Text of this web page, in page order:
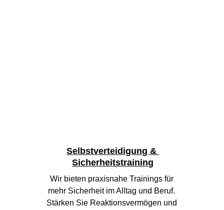
Selbstverteidigung &
Sicherheitstraining
Wir bieten praxisnahe Trainings für
mehr Sicherheit im Alltag und Beruf.
Stärken Sie Reaktionsvermögen und